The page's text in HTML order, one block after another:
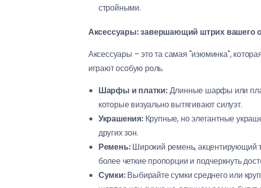
стройными.
Аксессуары: завершающий штрих вашего
Аксессуары – это та самая "изюминка",
играют особую роль.
Шарфы и платки:Длинные шарфы или
которые визуально вытягивают силуэт.
Украшения:Крупные, но элегантные
других зон.
Ремень:Широкий ремень, акцентирующий
более четкие пропорции и подчеркнуть
Сумки:Выбирайте сумки среднего или